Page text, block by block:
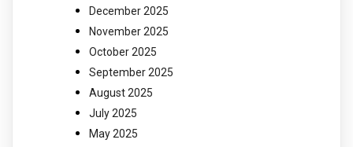
December 2025
November 2025
October 2025
September 2025
August 2025
July 2025
May 2025